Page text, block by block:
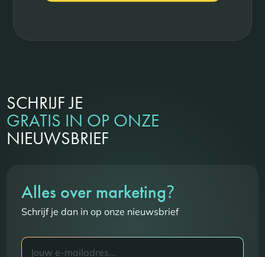
SCHRIJF JE
GRATIS IN OP ONZE
NIEUWSBRIEF
Alles over marketing?
Schrijf je dan in op onze nieuwsbrief